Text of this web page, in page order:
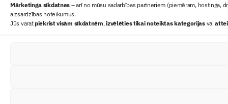
Mārketinga sīkdatnes – arī no mūsu sadarbības partneriem (piemēram, hostinga,
aizsardzības noteikumus.
Jūs varatpiekrist visām sīkdatnēm,izvēlēties tikai noteiktas kategorijasvai